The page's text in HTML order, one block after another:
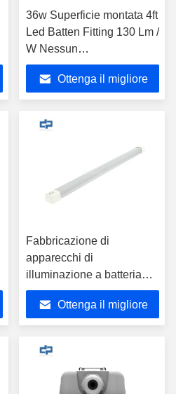
36w Superficie montata 4ft
Led Batten Fitting 130 Lm /
W Nessun
lampeggiamento
Ottenga il migliore
Fabbricazione di
apparecchi di
illuminazione a batteria
con funzione di
emergenzaOttenga il migliore